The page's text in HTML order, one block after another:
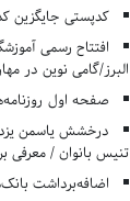
کدپستی جایگزین
افتتاح رسمی
البرز/گامی نوین در
صفحه اول روزنامه‌های 11
درخشش یاسمن
تنیس بانوان / معرفی
اضافه‌برداشت